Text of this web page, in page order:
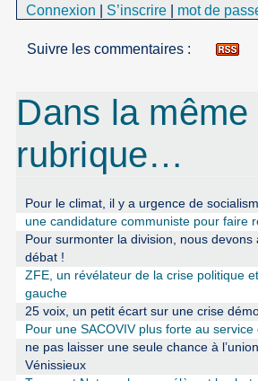
Connexion S’inscrire mot de
Suivre les commentaires :
Dans la même
rubrique…
Pour le climat, il y a urgence de
une candidature communiste pour faire
Pour surmonter la division, nous devons
débat !
ZFE, un révélateur de la crise politique
gauche
25 voix, un petit écart sur une crise
Pour une SACOVIV plus forte au
ne pas laisser une seule chance à
Vénissieux